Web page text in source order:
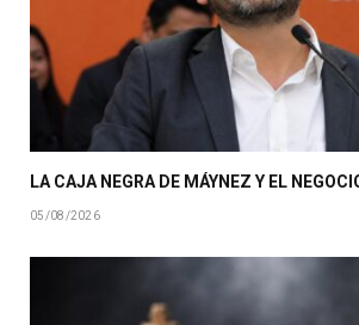
LA CAJA NEGRA DE MÁYNEZ Y EL
05/08/2026